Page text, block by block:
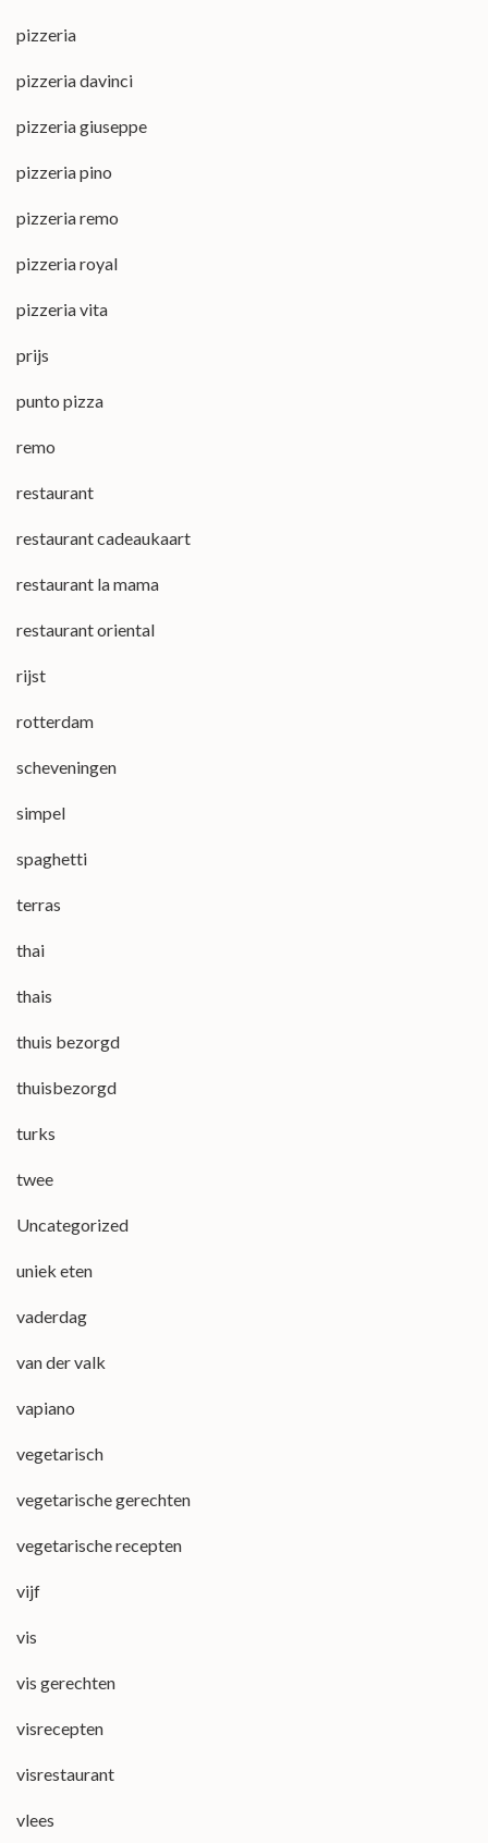
pizzeria
pizzeria davinci
pizzeria giuseppe
pizzeria pino
pizzeria remo
pizzeria royal
pizzeria vita
prijs
punto pizza
remo
restaurant
restaurant cadeaukaart
restaurant la mama
restaurant oriental
rijst
rotterdam
scheveningen
simpel
spaghetti
terras
thai
thais
thuis bezorgd
thuisbezorgd
turks
twee
Uncategorized
uniek eten
vaderdag
van der valk
vapiano
vegetarisch
vegetarische gerechten
vegetarische recepten
vijf
vis
vis gerechten
visrecepten
visrestaurant
vlees